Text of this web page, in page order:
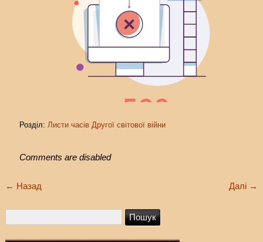
Розділ: Листи часів Другої світової війни
Comments are disabled
← Назад Далі →